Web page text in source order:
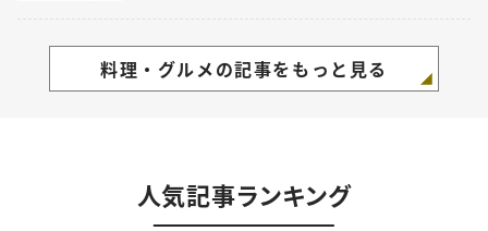
料理・グルメの記事をもっと見る
人気記事ランキング